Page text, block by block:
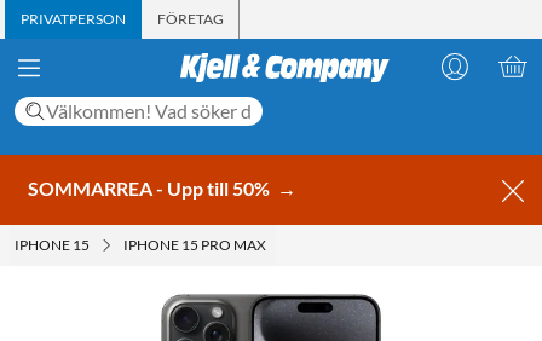
PRIVATPERSON FÖRETAG
SOMMARREA - Upp till 50% →
IPHONE 15 IPHONE 15 PRO MAX